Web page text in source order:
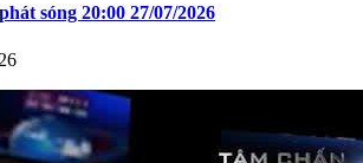
sóng 20:00 27/07/2026